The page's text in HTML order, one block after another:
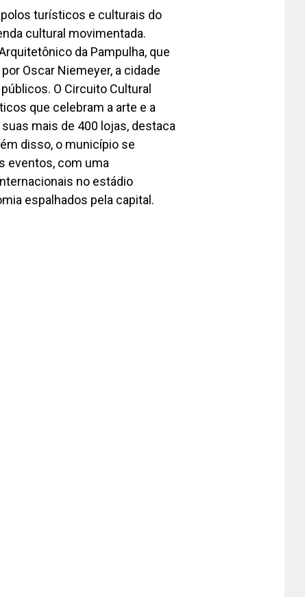
turísticos e culturais do
cultural movimentada.
da Pampulha, que
Oscar Niemeyer, a cidade
O Circuito Cultural
que celebram a arte e a
mais de 400 lojas, destaca
disso, o município se
eventos, com uma
no estádio
espalhados pela capital.